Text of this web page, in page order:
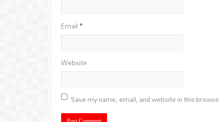
Email*
Website
Save my name, email, and website in this